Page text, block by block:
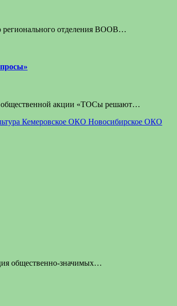
регионального отделения ВООВ…
общественной акции «ТОСы решают…
Кемеровское ОКО Новосибирское ОКО
общественно-значимых…